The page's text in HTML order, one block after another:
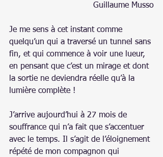
Guillaume Musso
Je me sens à cet instant comme
quelqu’un qui a traversé un tunnel sans
fin, et qui commence à voir une lueur,
en pensant que c’est un mirage et dont
la sortie ne deviendra réelle qu’à la
lumière complète !
J’arrive aujourd’hui à 27 mois de
souffrance qui n’a fait que s’accentuer
avec le temps. Il s’agit de l’éloignement
répété de mon compagnon qui